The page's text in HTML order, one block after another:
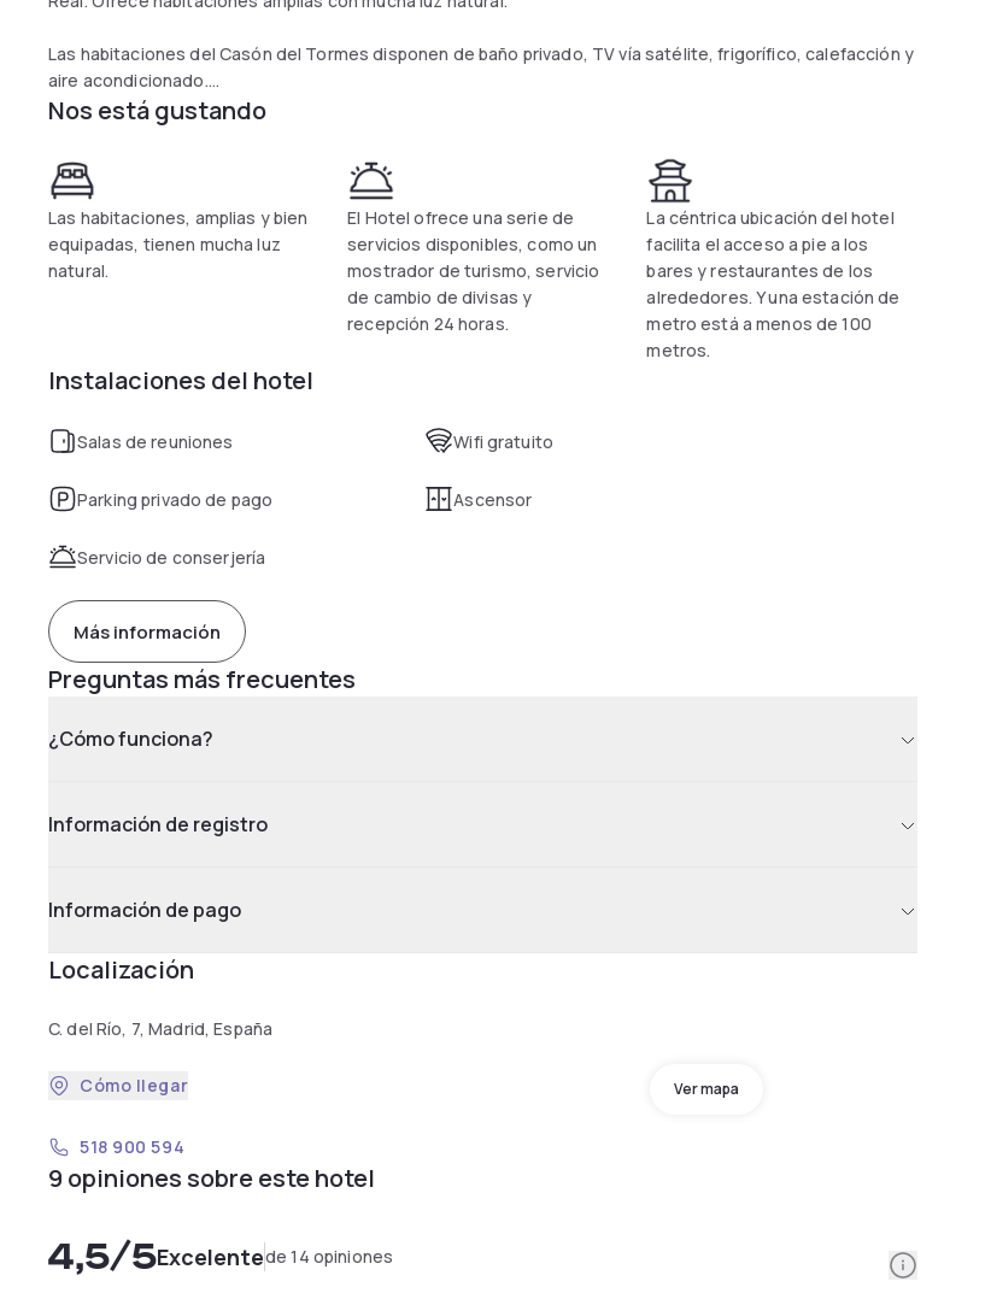
Las habitaciones del Casón del Tormes disponen de baño privado, TV vía satélite, frigorífico, calefacción y
aire acondicionado.
En el salón Los Madroños se sirve un desayuno buffet. Además, el establecimiento goza de una ubicación
céntrica y se encuentra a poca distancia a pie de diversos bares y restaurantes.
El hotel se sitúa a solo 100 metros de la parada de metro de Plaza de España, que enlaza con el Triángulo
del Arte y el Museo del Prado. Los autobuses turísticos salen de la famosa Gran Vía, ubicada a 1 minuto a
pie del establecimiento.
El Casón del Tormes proporciona servicios prácticos, como mostrador de información turística y
En la recepción también se ofrece servicio de cambio de divisas.
Nos está gustando
Las habitaciones, amplias y bien
equipadas, tienen mucha luz
natural.
El Hotel ofrece una serie de
servicios disponibles, como un
mostrador de turismo, servicio
de cambio de divisas y
recepción 24 horas.
La céntrica ubicación del hotel
facilita el acceso a pie a los
bares y restaurantes de los
alrededores. Y una estación de
metro está a menos de 100
metros.
Instalaciones del hotel
Salas de reuniones Wifi gratuito
Parking privado de pago Ascensor
Servicio de conserjería
Más información
Preguntas más frecuentes
¿Cómo funciona?
Información de registro
Información de pago
Localización
C. del Río, 7, Madrid, España
Ver mapa
Cómo llegar
518 900 594
9 opiniones sobre este hotel
4,5/5Excelentede 14 opiniones Information